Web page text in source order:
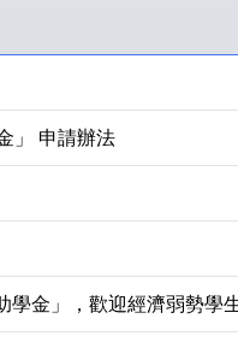
」 申請辦法
金」，歡迎經濟弱勢學